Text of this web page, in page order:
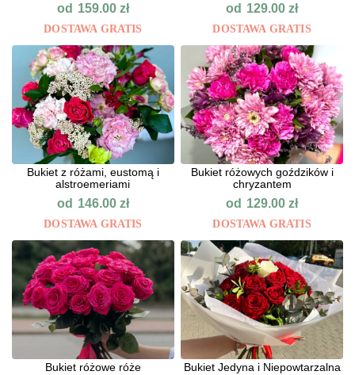
od 159.00 zł
DOSTAWA GRATIS
od 129.00zł
DOSTAWA GRATIS
Bukiet z różami, eustomą i
alstroemeriami
od 146.00 zł
DOSTAWA GRATIS
Bukiet różowych goździków i
chryzantem
od 129.00zł
DOSTAWA GRATIS
Bukiet różowe róże Bukiet Jedyna i Niepowtarzalna